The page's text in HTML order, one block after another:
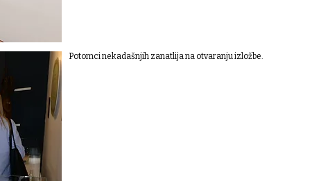
Potomci nekadašnjih zanatlija na otvaranju izložbe.